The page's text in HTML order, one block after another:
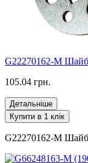
G22270162-M
105.04 грн.
Детальніше
Купити в 1 клік
G22270162-M